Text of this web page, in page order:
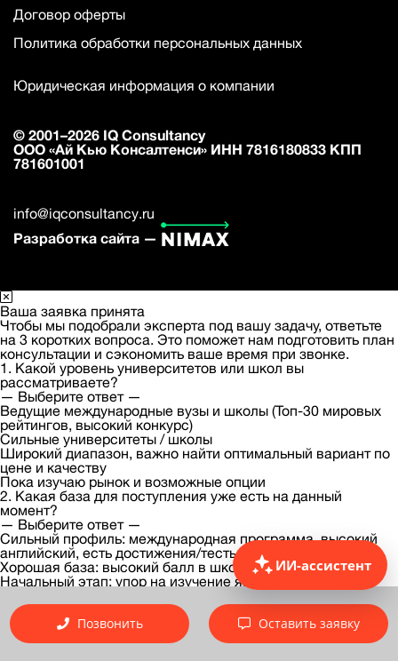
Договор оферты
Политика обработки персональных данных
Юридическая информация о компании
© 2001–2026 IQ Consultancy
ООО «Ай Кью Консалтенси» ИНН 7816180833 КПП
781601001
info@iqconsultancy.ru
Разработка сайта —
Ваша заявка принята
Чтобы мы подобрали эксперта под вашу задачу, ответьте
на 3 коротких вопроса. Это поможет нам подготовить план
консультации и сэкономить ваше время при звонке.
1. Какой уровень университетов или школ вы
рассматриваете?
— Выберите ответ —
Ведущие международные вузы и школы (Топ-30 мировых
рейтингов, высокий конкурс)
Сильные университеты / школы
Широкий диапазон, важно найти оптимальный вариант по
цене и качеству
Пока изучаю рынок и возможные опции
2. Какая база для поступления уже есть на данный
момент?
— Выберите ответ —
Сильный профиль: международная программа, высокий
английский, есть достижения/тесты
Хорошая база: высокий балл в школе, знание языка
Начальный этап: упор на изучение языка и базовые
Сложно оценить, требуется профессиональный аудит и
рекомендации
3. Ваш приоритет по срокам и формату подготовки:
Позвонить Оставить заявку
ИИ-ассистент